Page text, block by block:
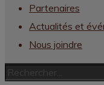
Partenaires
Actualités et
Nous joindre